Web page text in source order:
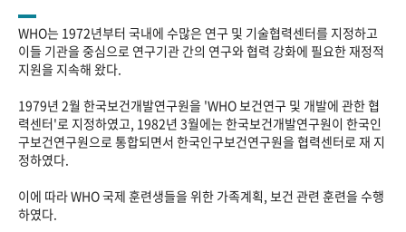
WHO는 1972년부터 국내에 수많은 연구 및 기술협력센터를 지정하고
이들 기관을 중심으로 연구기관 간의 연구와 협력 강화에 필요한 재정적
지원을 지속해 왔다.
1979년 2월 한국보건개발연구원을 'WHO 보건연구 및 개발에 관한 협
력센터'로 지정하였고, 1982년 3월에는 한국보건개발연구원이 한국인
구보건연구원으로 통합되면서 한국인구보건연구원을 협력센터로 재 지
정하였다.
이에 따라 WHO 국제 훈련생들을 위한 가족계획, 보건 관련 훈련을 수행
하였다.